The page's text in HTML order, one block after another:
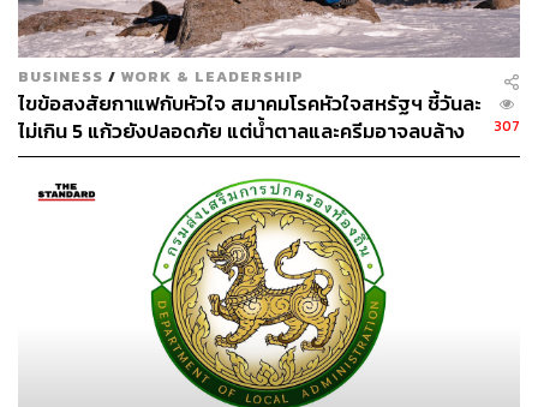
BUSINESS / WORK & LEADERSHIP
ไขข้อสงสัยกาแฟกับหัวใจ สมาคมโรคหัวใจสหรัฐฯ ชี้วันละ
ไม่เกิน 5 แก้วยังปลอดภัย แต่น้ำตาลและครีมอาจลบล้าง
ประโยชน์ที่ควรได้
307